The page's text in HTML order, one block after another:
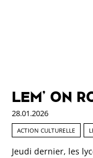
LEM’ ON
28.01.2026
ACTION CULTURELLE
Jeudi dernier, les